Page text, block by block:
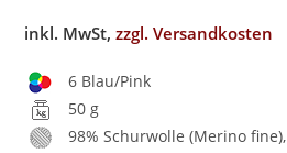
inkl. MwSt,zzgl. Versandkosten
6 Blau/Pink
50 g
98% Schurwolle (Merino fine),